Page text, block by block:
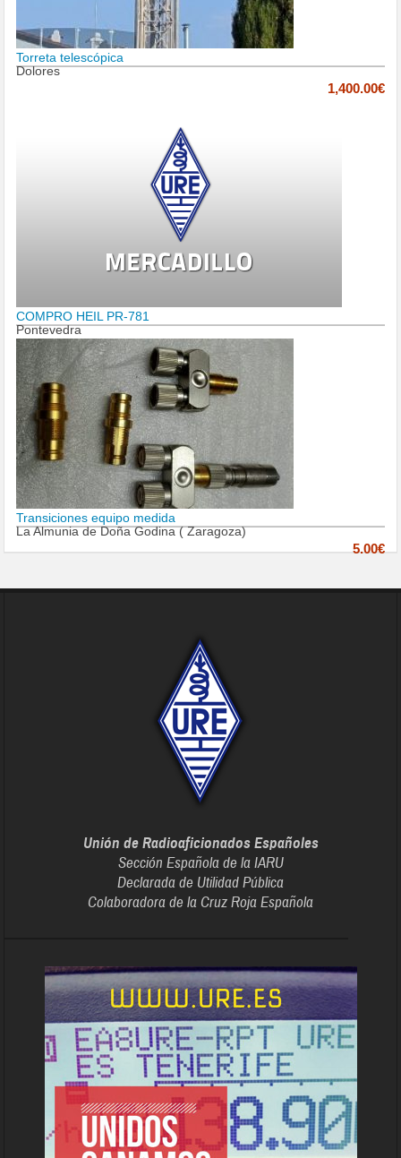
Torreta telescópica
Dolores
1,400.00€
COMPRO HEIL PR-781
Pontevedra
Transiciones equipo medida
La Almunia de Doña Godina ( Zaragoza)
5.00€
Unión de Radioaficionados Españoles
Sección Española de la IARU
Declarada de Utilidad Pública
Colaboradora de la Cruz Roja Española